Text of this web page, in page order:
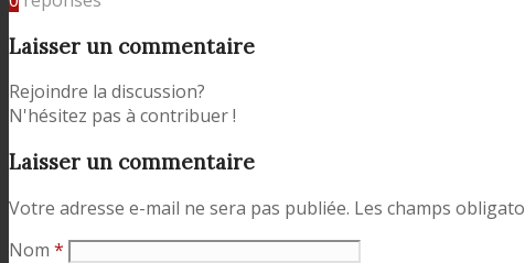
Laisser un commentaire
Rejoindre la discussion?
N'hésitez pas à contribuer !
Laisser un commentaire
Votre adresse e-mail ne sera pas publiée. Les champs
Nom *